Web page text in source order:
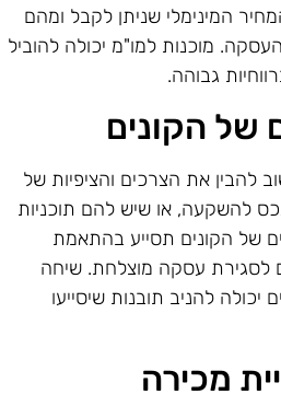
המינימלי שניתן לקבל ומהם
מוכנות למו"מ יכולה להוביל
גבוהה.
הקונים
להבין את הצרכים והציפיות של
להשקעה, או שיש להם תוכניות
של הקונים תסייע בהתאמת
לסגירת עסקה מוצלחת. שיחה
להניב תובנות שיסייעו
מכירה